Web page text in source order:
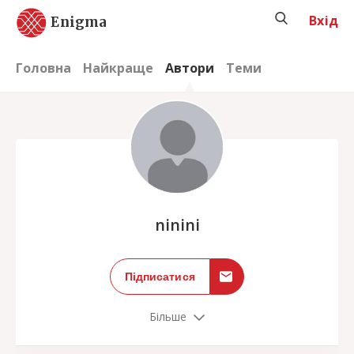
Enigma
Головна Найкраще Автори Теми
Вхід
ninini
Підписатися
Більше